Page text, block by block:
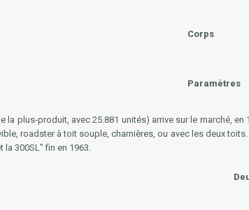
Corps
Paramètres
la plus-produit, avec 25.881 unités) arrive sur le marché,
roadster à toit souple, charnières, ou avec les deux
la 300SL" fin en 1963.